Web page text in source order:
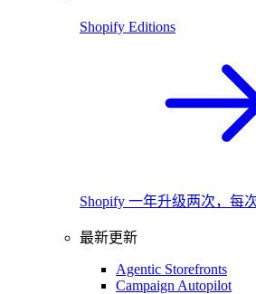
Shopify Editions
Shopify 一年升级两次，每
最新更新
Agentic Storefronts
Campaign Autopilot